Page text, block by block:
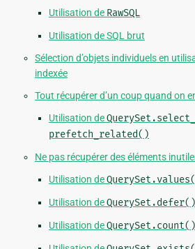
Utilisation de RawSQL
Utilisation de SQL brut
Sélection d’objets individuels en
indexée
Tout récupérer d’un coup quand on
Utilisation de
prefetch_related()
Ne pas récupérer des éléments
Utilisation de
Utilisation deQuerySet.defer()
Utilisation deQuerySet.count()